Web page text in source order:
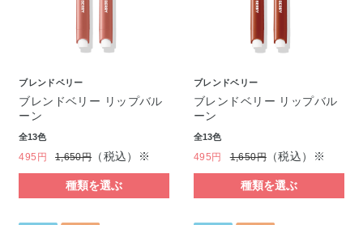
ブレンドベリー
ブレンドベリー リップバル
ーン
全13色
495円 1,650円（税込）※
種類を選ぶ
ブレンドベリー
ブレンドベリー リップバル
ーン
全13色
495円 1,650円（税込）※
種類を選ぶ